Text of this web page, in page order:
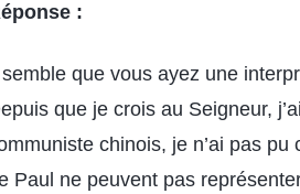
:
que vous ayez une
que je crois au Seigneur,
chinois, je n’ai pas
Paul ne peuvent pas